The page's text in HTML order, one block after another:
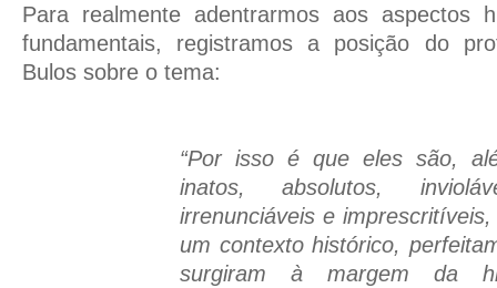
Para realmente adentrarmos aos aspectos
fundamentais, registramos a posição do
Bulos sobre o tema:
“Por isso é que eles são,
inatos, absolutos,
irrenunciáveis e
um contexto histórico,
surgiram à margem da